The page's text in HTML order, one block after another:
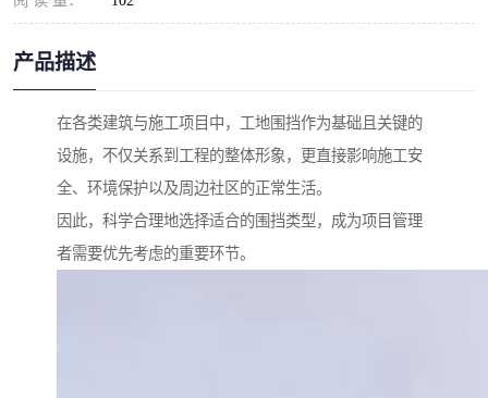
产品描述
在各类建筑与施工项目中，工地围挡作为基础且关键的
设施，不仅关系到工程的整体形象，更直接影响施工安
全、环境保护以及周边社区的正常生活。
因此，科学合理地选择适合的围挡类型，成为项目管理
者需要优先考虑的重要环节。